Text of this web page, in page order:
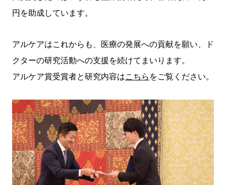
円を助成しています。
アルケアはこれからも、医療の発展への貢献を願い、ド
クターの研究活動への支援を続けてまいります。
アルケア賞受賞者と研究内容はこちらをご覧ください。